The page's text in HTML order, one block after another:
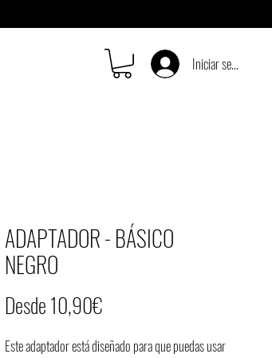
Iniciar sesión
ADAPTADOR - BÁSICO
NEGRO
Desde10,90€
de
Este adaptador está diseñado para que puedas usar